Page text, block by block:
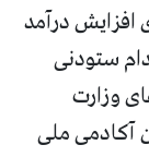
درآمد
ستودنی
وزارت
آکادمی ملی